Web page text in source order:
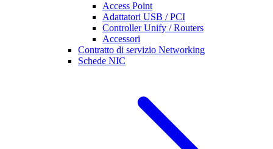
Access Point
Adattatori USB / PCI
Controller Unify / Routers
Accessori
Contratto di servizio Networking
Schede NIC